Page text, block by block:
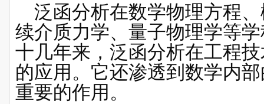
泛函分析在数学物理方程、
续介质力学、量子物理学等
十几年来，泛函分析在工程
的应用。它还渗透到数学内
重要的作用。